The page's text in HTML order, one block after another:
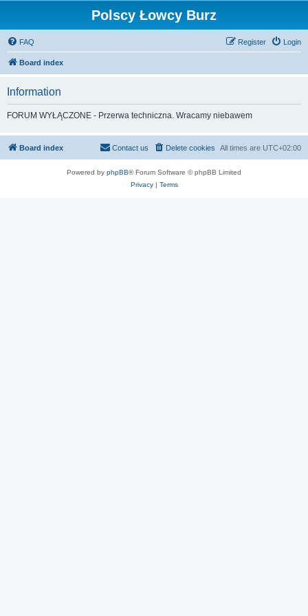
Polscy Łowcy Burz
FAQ Login
Register
Board index
Information
FORUM WYŁĄCZONE - Przerwa techniczna. Wracamy niebawem
Board index All times are UTC+02:00
Delete cookies
Contact us
Powered by phpBB® Forum Software © phpBB Limited
Privacy| Terms